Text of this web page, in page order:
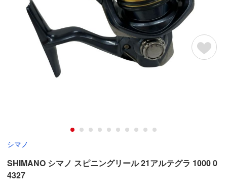
シマノ
SHIMANO シマノ スピニングリール 21アルテグラ 1000 0
4327